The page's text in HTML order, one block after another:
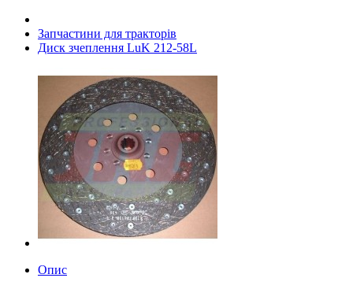
Запчастини для тракторів
Диск зчеплення LuK 212-58L
Опис